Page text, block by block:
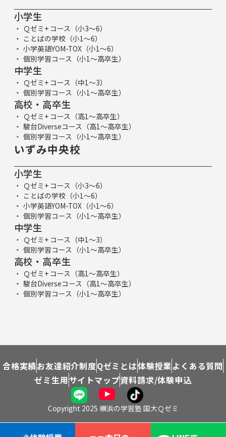
小学生
Ｑゼミ+ コース（小3～6）
ことばの学校（小1～6）
小学英語YOM-TOX（小1～6）
個別学習コース（小1～高卒生）
中学生
Ｑゼミ+ コース（中1～3）
個別学習コース（小1～高卒生）
高校・高卒生
Ｑゼミ+ コース（高1～高卒生）
駿台Diverseコース（高1～高卒生）
個別学習コース（小1～高卒生）
いずみ中央校
小学生
Ｑゼミ+ コース（小3～6）
ことばの学校（小1～6）
小学英語YOM-TOX（小1～6）
個別学習コース（小1～高卒生）
中学生
Ｑゼミ+ コース（中1～3）
個別学習コース（小1～高卒生）
高校・高卒生
Ｑゼミ+ コース（高1～高卒生）
駿台Diverseコース（高1～高卒生）
個別学習コース（小1～高卒生）
合格実績お友達紹介制度Qゼミとは体験授業よくある質問
ゼミ生用サイトマップ資料請求/体験申込
Copyright 2025 横浜の学習塾 国大Ｑゼミ